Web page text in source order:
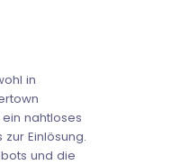
in
nahtloses
Einlösung.
und die